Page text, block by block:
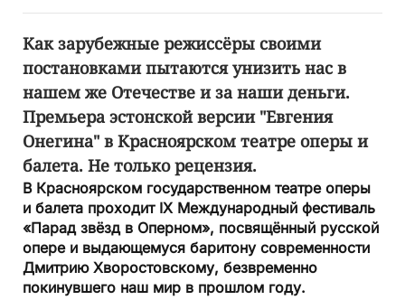
Как зарубежные режиссёры своими
постановками пытаются унизить нас в
нашем же Отечестве и за наши деньги.
Премьера эстонской версии "Евгения
Онегина" в Красноярском театре оперы и
балета. Не только рецензия.
В Красноярском государственном театре оперы
и балета проходит IX Международный фестиваль
«Парад звёзд в Оперном», посвящённый русской
опере и выдающемуся баритону современности
Дмитрию Хворостовскому, безвременно
покинувшего наш мир в прошлом году.